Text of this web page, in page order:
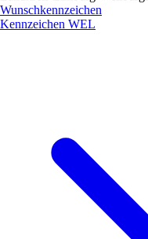
Wunschkennzeichen
Kennzeichen WEL